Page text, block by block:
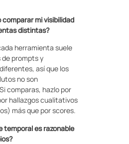
comparar mi visibilidad
distintas?
herramienta suele
de prompts y
así que los
no son
comparas, hazlo por
hallazgos cualitativos
más que por scores.
temporal es razonable